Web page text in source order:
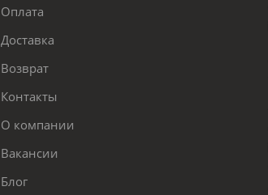
Оплата
Доставка
Возврат
Контакты
О компании
Вакансии
Блог